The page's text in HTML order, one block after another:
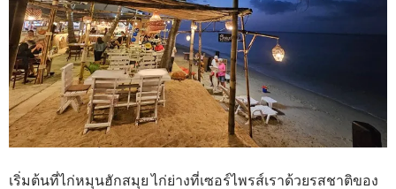
เริ่มต้นที่ไก่หมุนฮักสมุย ไก่ย่างที่เซอร์ไพรส์เราด้วยรสชาติของ